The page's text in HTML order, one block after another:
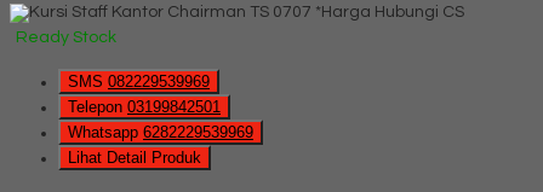
*Harga Hubungi CS
Ready Stock
SMS 082229539969
Telepon 03199842501
Whatsapp 6282229539969
Lihat Detail Produk